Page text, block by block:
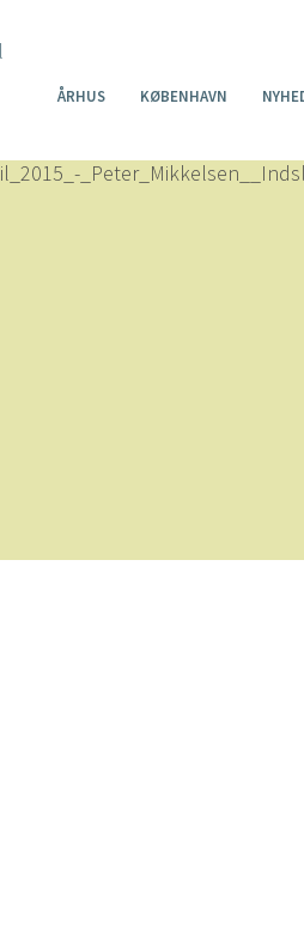
ÅRHUS KØBENHAVN